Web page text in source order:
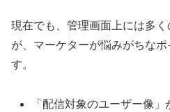
現在でも、管理画面上には多
が、マーケターが悩みがちな
す。
「配信対象のユーザー像